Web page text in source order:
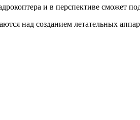
и в перспективе сможет
над созданием летательных